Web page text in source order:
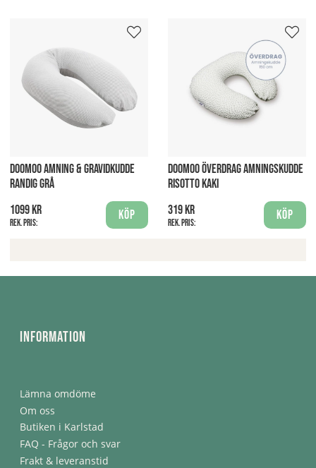
DOOMOO AMNING & GRAVIDKUDDE
RANDIG GRÅ
1099 kr
Rek. pris:
Köp
DOOMOO ÖVERDRAG AMNINGSKUDDE
RISOTTO KAKI
319 kr
Rek. pris:
Köp
Information
Lämna omdöme
Om oss
Butiken i Karlstad
FAQ - Frågor och svar
Frakt & leveranstid